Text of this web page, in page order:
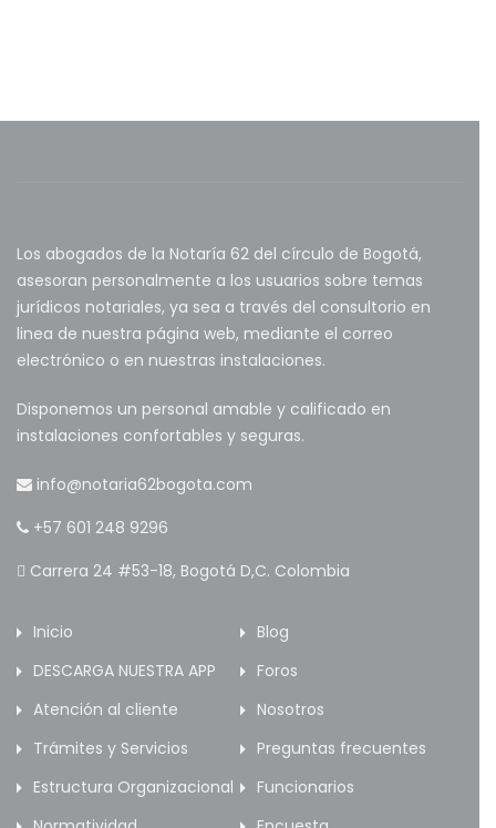
Los abogados de la Notaría 62 del círculo de Bogotá,
asesoran personalmente a los usuarios sobre temas
jurídicos notariales, ya sea a través del consultorio en
linea de nuestra página web, mediante el correo
electrónico o en nuestras instalaciones.
Disponemos un personal amable y calificado en
instalaciones confortables y seguras.
info@notaria62bogota.com
+57 601 248 9296
Carrera 24 #53-18, Bogotá D,C. Colombia
Inicio
Blog
DESCARGA NUESTRA APP
Foros
Atención al cliente
Nosotros
Trámites y Servicios
Preguntas frecuentes
Estructura Organizacional
Funcionarios